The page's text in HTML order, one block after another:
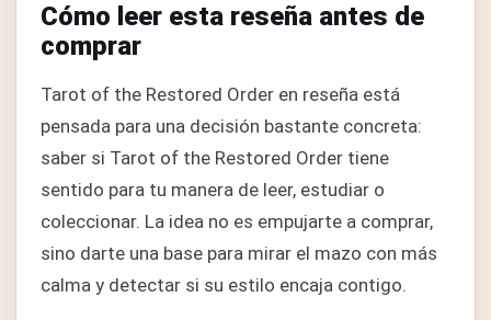
Cómo leer esta reseña antes de
comprar
Tarot of the Restored Order en reseña está
pensada para una decisión bastante concreta:
saber si Tarot of the Restored Order tiene
sentido para tu manera de leer, estudiar o
coleccionar. La idea no es empujarte a comprar,
sino darte una base para mirar el mazo con más
calma y detectar si su estilo encaja contigo.